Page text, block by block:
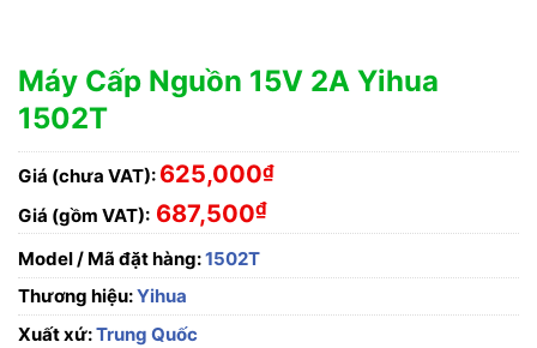
Máy Cấp Nguồn 15V 2A Yihua
1502T
Giá (chưa VAT): 625,000₫
Giá (gồm VAT): 687,500₫
Model / Mã đặt hàng:1502T
Thương hiệu:Yihua
Xuất xứ:Trung Quốc